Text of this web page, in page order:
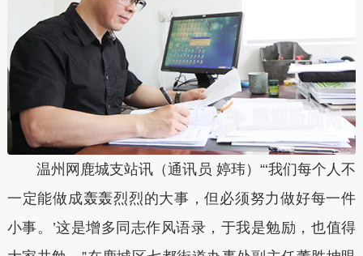
温州网鹿城支站讯（通讯员 婷玮）“‘我们每个人不
一定能做成轰轰烈烈的大事，但必须努力做好每一件
小事。’这是增多同志作风语录，于我是勉励，也值得